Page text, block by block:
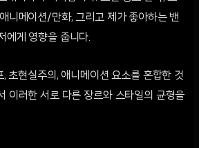
니메이션/만화, 그리고 제가 좋아하는 밴
에게 영향을 줍니다.
, 초현실주의, 애니메이션 요소를 혼합한 것
이러한 서로 다른 장르와 스타일의 균형을